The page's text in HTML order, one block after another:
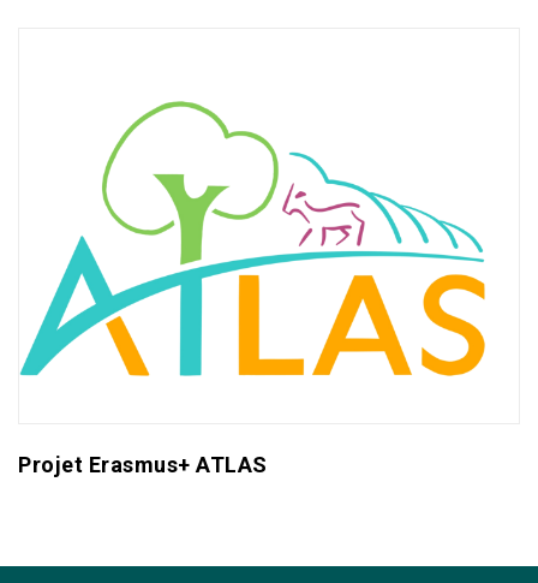
Projet Erasmus+ ATLAS